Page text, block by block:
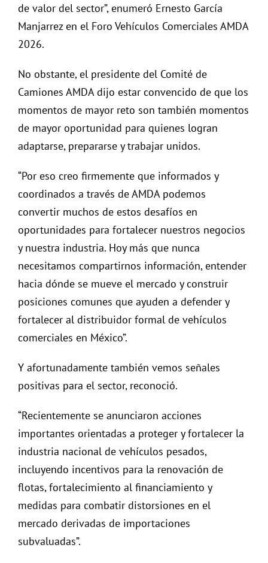
de valor del sector”, enumeró Ernesto García
Manjarrez en el Foro Vehículos Comerciales AMDA
2026.
No obstante, el presidente del Comité de
Camiones AMDA dijo estar convencido de que los
momentos de mayor reto son también momentos
de mayor oportunidad para quienes logran
adaptarse, prepararse y trabajar unidos.
“Por eso creo firmemente que informados y
coordinados a través de AMDA podemos
convertir muchos de estos desafíos en
oportunidades para fortalecer nuestros negocios
y nuestra industria. Hoy más que nunca
necesitamos compartirnos información, entender
hacia dónde se mueve el mercado y construir
posiciones comunes que ayuden a defender y
fortalecer al distribuidor formal de vehículos
comerciales en México”.
Y afortunadamente también vemos señales
positivas para el sector, reconoció.
“Recientemente se anunciaron acciones
importantes orientadas a proteger y fortalecer la
industria nacional de vehículos pesados,
incluyendo incentivos para la renovación de
flotas, fortalecimiento al financiamiento y
medidas para combatir distorsiones en el
mercado derivadas de importaciones
subvaluadas”.